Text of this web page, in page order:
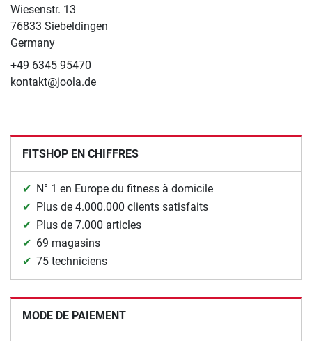
Wiesenstr. 13
76833 Siebeldingen
Germany
+49 6345 95470
kontakt@joola.de
FITSHOP EN CHIFFRES
N° 1 en Europe du fitness à domicile
Plus de 4.000.000 clients satisfaits
Plus de 7.000 articles
69 magasins
75 techniciens
MODE DE PAIEMENT